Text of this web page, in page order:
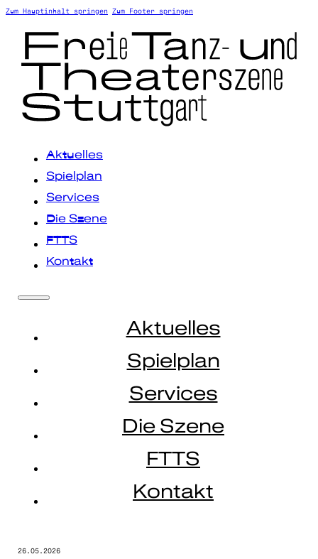
Zum Hauptinhalt springen Zum Footer springen
Aktuelles
Spielplan
Services
Die Szene
FTTS
Kontakt
Aktuelles
Spielplan
Services
Die Szene
FTTS
Kontakt
26.05.2026